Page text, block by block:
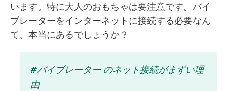
います。特に大人のおもちゃは要注意です。バイ
ブレーターをインターネットに接続する必要なん
て、本当にあるでしょうか？
#バイブレーター のネット接続がまずい理
由